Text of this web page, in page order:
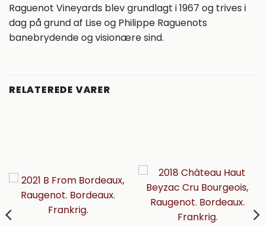
Raguenot Vineyards blev grundlagt i 1967 og trives i
dag på grund af Lise og Philippe Raguenots
banebrydende og visionære sind.
RELATEREDE VARER